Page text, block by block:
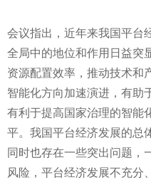
会议指出，近年来我国平台
全局中的地位和作用日益突
资源配置效率，推动技术和
智能化方向加速演进，有助
有利于提高国家治理的智能
平。我国平台经济发展的总
同时也存在一些突出问题，
风险，平台经济发展不充分